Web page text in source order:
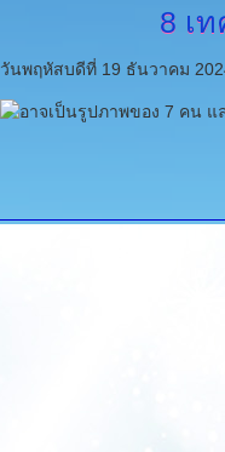
8 เ
วันพฤหัสบดีที่ 19 ธันวาคม